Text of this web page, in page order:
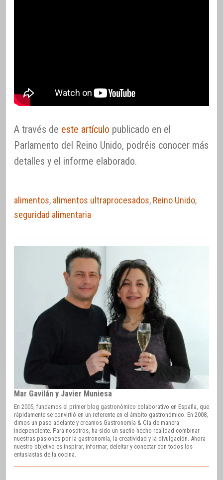
A través de este artículo publicado en el
Parlamento del Reino Unido, podréis conocer más
detalles y el informe elaborado.
alimentos, alimentos ultraprocesados, Reino Unido,
seguridad alimentaria
Mar Gavilán y Javier Muniesa
En 2005, fundamos el primer blog gastronómico colaborativo en España, que
rápidamente se convirtió en un referente en el ámbito gastronómico. En 2008,
dimos un paso adelante y creamos Gastronomía & Cía de manera
independiente. Para nosotros, ha sido un sueño hecho realidad combinar
nuestras pasiones por la gastronomía, la creatividad y la divulgación. Ahora
nuestro objetivo es inspirar, informar, deleitar y conectar con todos los
entusiastas de la cocina.